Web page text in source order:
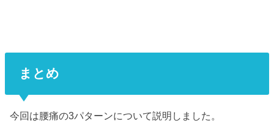
まとめ
今回は腰痛の3パターンについて説明しました。